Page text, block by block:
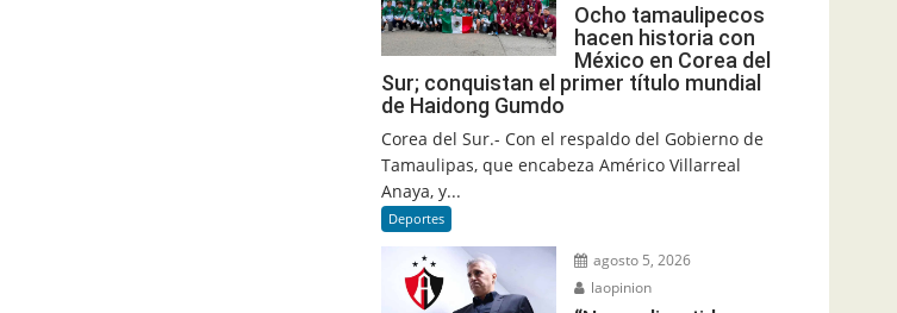
Ocho tamaulipecos
hacen historia con
México en Corea del
Sur; conquistan el primer título mundial
de Haidong Gumdo
Corea del Sur.- Con el respaldo del Gobierno de
Tamaulipas, que encabeza Américo Villarreal
Anaya, y...
Deportes
agosto 5, 2026
laopinion